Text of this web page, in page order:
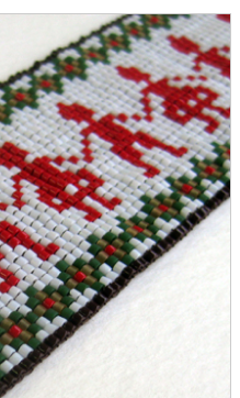
2018年 2017年
布の手芸
羊毛の手芸
編み物
その他
ル